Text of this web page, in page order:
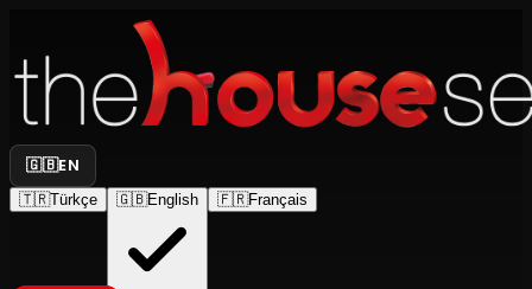
🇬🇧EN
🇹🇷Türkçe 🇬🇧English 🇫🇷Français